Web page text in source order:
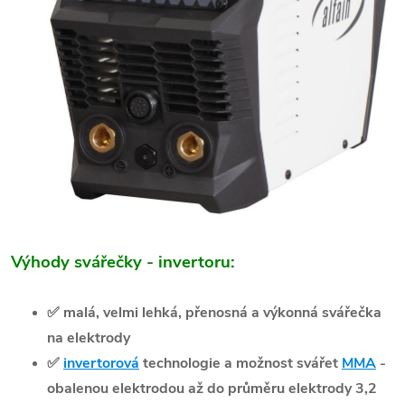
Výhody svářečky - invertoru:
✅ malá, velmi lehká, přenosná a výkonná svářečka
na elektrody
✅ invertorová technologie a možnost svářet MMA -
obalenou elektrodou až do průměru elektrody 3,2